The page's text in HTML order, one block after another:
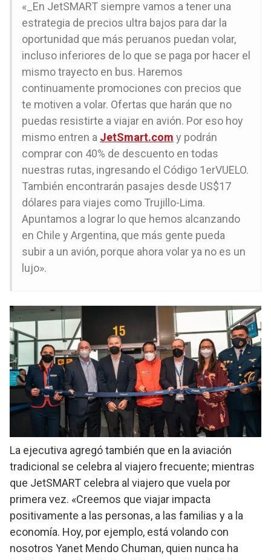
«_En JetSMART siempre vamos a tener una
estrategia de precios ultra bajos para dar la
oportunidad que más peruanos puedan volar,
incluso inferiores de lo que se paga por hacer el
mismo trayecto en bus. Haremos
continuamente promociones con precios que
te motiven a volar. Ofertas que harán que no
puedas resistirte a viajar en avión. Por eso hoy
mismo entren a JetSmart.com y podrán
comprar con 40% de descuento en todas
nuestras rutas, ingresando el Código 1erVUELO.
También encontrarán pasajes desde US$17
dólares para viajes como Trujillo-Lima.
Apuntamos a lograr lo que hemos alcanzando
en Chile y Argentina, que más gente pueda
subir a un avión, porque ahora volar ya no es un
lujo».
La ejecutiva agregó también que en la aviación
tradicional se celebra al viajero frecuente; mientras
que JetSMART celebra al viajero que vuela por
primera vez. «Creemos que viajar impacta
positivamente a las personas, a las familias y a la
economía. Hoy, por ejemplo, está volando con
nosotros Yanet Mendo Chuman, quien nunca ha